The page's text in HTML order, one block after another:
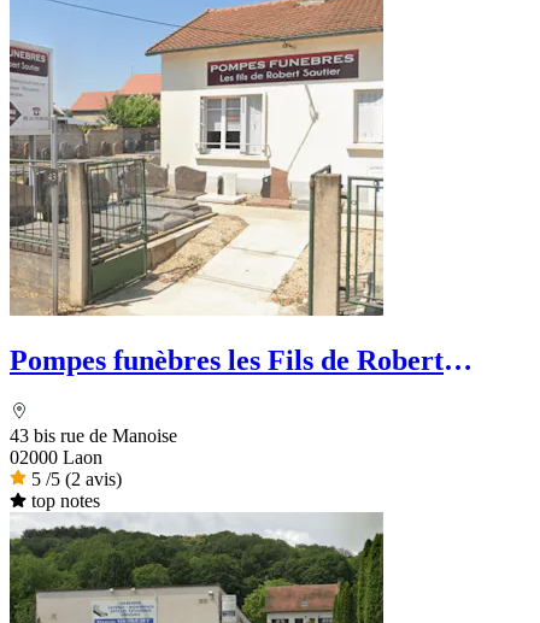
Pompes funèbres les Fils de Robert
43 bis rue de Manoise
02000 Laon
5 /5 (2 avis)
top notes